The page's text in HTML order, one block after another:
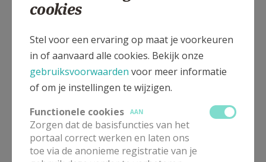
Mortselsesteenweg 5, 2540 Hove
cookies
Stel voor een ervaring op maat je voorkeuren
in of aanvaard alle cookies. Bekijk onze
gebruiksvoorwaarden voor meer informatie
of om je instellingen te wijzigen.
Functionele cookies
AAN
Zorgen dat de basisfuncties van het
portaal correct werken en laten ons
toe via de anonieme registratie van je